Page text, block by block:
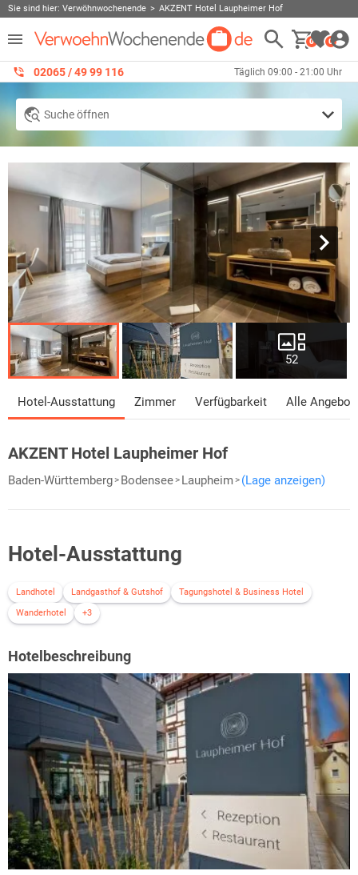
Sie sind hier: Verwöhnwochenende AKZENT Hotel Laupheimer Hof
0 0
02065 / 49 ‌99 116 Täglich 09:00 - 21:00 Uhr
Suche öffnen
52
Hotel-Ausstattung Zimmer Verfügbarkeit Alle
AKZENT Hotel Laupheimer Hof
Baden-Württemberg Bodensee Laupheim (Lage anzeigen)
Hotel-Ausstattung
Landhotel Landgasthof & Gutshof
Tagungshotel & Business Hotel
Wanderhotel
+3
Hotelbeschreibung